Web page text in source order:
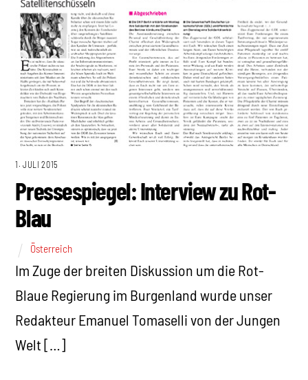
1. JULI 2015
Pressespiegel: Interview zu Rot-
Blau
Österreich
Im Zuge der breiten Diskussion um die Rot-
Blaue Regierung im Burgenland wurde unser
Redakteur Emanuel Tomaselli von der Jungen
Welt […]